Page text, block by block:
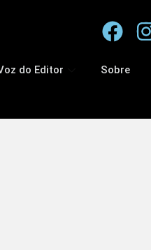
do Editor Sobre